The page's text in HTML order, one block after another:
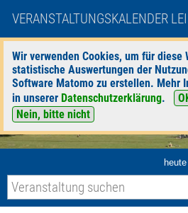
VERANSTALTUNGSKALENDER
Wir verwenden Cookies, um für diese
statistische Auswertungen der
Software Matomo zu erstellen. Mehr
in unserer Datenschutzerklärung.
Nein, bitte nicht
heute